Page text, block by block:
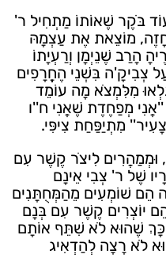
בֹּקֶר שֶׁאוֹתוֹ מַתְחִיל ר'
מוֹצֵאת אֶת עַצְמָהּ
הָרַב שֶׁנֵיְמָן וְרַעְיָתוֹ
צְבִיקָ'ה בִּשְׁנֵי הֶחֳרָפִים
מִלִּמְצֹא מָה עוֹמֵד
מְפַחֶדֶת שֶׁאֲנִי ח''ו
מִתְיַפַּחַת צִיפִּי.
וּמְמַהֲרִים לִיצֹר קֶשֶׁר עִם
שֶׁל ר' צְבִי אֵינָם
הֵם שׁוֹמְעִים מֵהַמְּחֻתָּנִים
יוֹצְרִים קֶשֶׁר עִם בְּנָם
שֶׁהוּא לֹא שִׁתֵּף אוֹתָם
לֹא רָצָה לְהַדְאִיג